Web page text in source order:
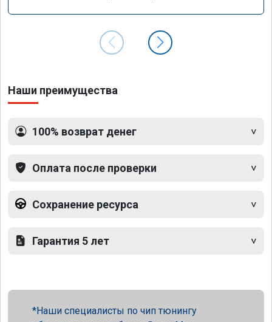
Наши преимущества
100% возврат денег
Оплата после проверки
Сохранение ресурса
Гарантия 5 лет
Наши специалисты по чип тюнингу